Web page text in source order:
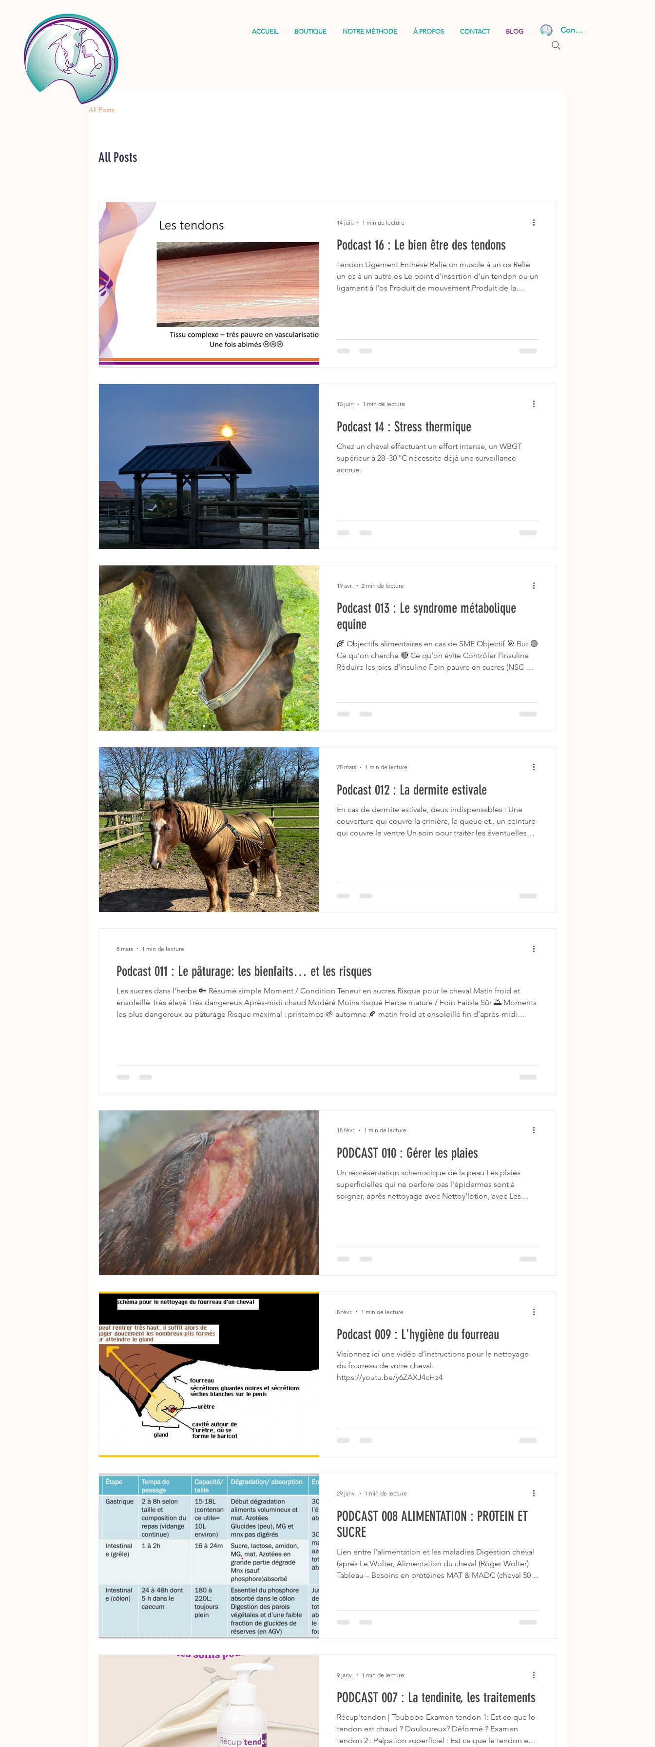
ACCUEIL BOUTIQUE NOTRE MÉTHODE À PROPOS CONTACT BLOG Connexion
All Posts
All Posts
Podcast 16 : Le bien être des tendons
Tendon Ligement Enthèse Relie un muscle à un os Relie
un os à un autre os Le point d'insertion d'un tendon ou un
ligament à l'os Produit de mouvement Produit de la
Inflammation : Enthèsophyte Exercices DO / A FAIRE
14 juil. 1 min de lecture
Podcast 14 : Stress thermique
Chez un cheval effectuant un effort intense, un WBGT
supérieur à 28–30 °C nécessite déjà une surveillance
accrue.
16 juin 1 min de lecture
Podcast 013 : Le syndrome métabolique
equine
🌾 Objectifs alimentaires en cas de SME Objectif 🎯 But 🟢
Ce qu’on cherche 🔴 Ce qu’on évite Contrôler l’insuline
Réduire les pics d’insuline Foin pauvre en sucres (NSC <
faible densité énergétique Aliments riches (avoine, orge,
mélasses) Maintenir la masse musculaire Éviter fonte
19 avr. 2 min de lecture
Podcast 012 : La dermite estivale
En cas de dermite estivale, deux indispensables : Une
couverture qui couvre la crinière, la queue et.. un ceinture
qui couvre le ventre Un soin pour traiter les éventuelles
28 mars 1 min de lecture
Podcast 011 : Le pâturage: les bienfaits… et les risques
Les sucres dans l'herbe 🔑 Résumé simple Moment / Condition Teneur en sucres Risque pour le cheval Matin froid et
ensoleillé Très élevé Très dangereux Après-midi chaud Modéré Moins risqué Herbe mature / Foin Faible Sûr 🌅 Moments
les plus dangereux au pâturage Risque maximal : printemps 🌱 automne 🍂 matin froid et ensoleillé fin d’après-midi
8 mars 1 min de lecture
PODCAST 010 : Gérer les plaies
Un représentation schématique de la peau Les plaies
superficielles qui ne perfore pas l'épidermes sont à
soigner, après nettoyage avec Nettoy'lotion, avec Les
18 févr. 1 min de lecture
Podcast 009 : L'hygiène du fourreau
Visionnez ici une vidéo d’instructions pour le nettoyage
du fourreau de votre cheval.
https://youtu.be/y6ZAXJ4cHz4
8 févr. 1 min de lecture
PODCAST 008 ALIMENTATION : PROTEIN ET
SUCRE
Lien entre l'alimentation et les maladies Digestion cheval
(après Le Wolter, Alimentation du cheval (Roger Wolter)
Tableau – Besoins en protéines MAT & MADC (cheval 500
Travail léger 700–800 450–500 Qualité AA > quantité Travail
modéré 800–900 500–550 Attention ration céréale Travail
29 janv. 1 min de lecture
PODCAST 007 : La tendinite, les traitements
Récup'tendon | Toubobo Examen tendon 1: Est ce que le
tendon est chaud ? Douloureux? Déformé ? Examen
tendon 2 : Palpation superficiel : Est ce que le tendon est
9 janv. 1 min de lecture